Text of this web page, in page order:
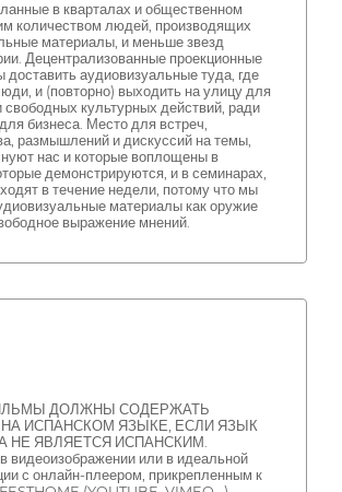
в кварталах и общественном
количеством людей, производящих
материалы, и меньше звезд
Децентрализованные проекционные
доставить аудиовизуальные туда, где
и (повторно) выходить на улицу для
свободных культурных действий, ради
бизнеса. Место для встреч,
размышлений и дискуссий на темы,
нас и которые воплощены в
демонстрируются, и в семинарах,
в течение недели, потому что мы
материалы как оружие
выражение мнений.
ДОЛЖНЫ СОДЕРЖАТЬ
ИСПАНСКОМ ЯЗЫКЕ, ЕСЛИ ЯЗЫК
НЕ ЯВЛЯЕТСЯ ИСПАНСКИМ.
видеоизображении или в идеальной
с онлайн-плеером, прикрепленным к